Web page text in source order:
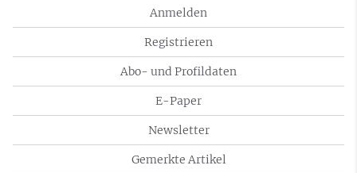
Anmelden
Registrieren
Abo- und Profildaten
E-Paper
Newsletter
Gemerkte Artikel